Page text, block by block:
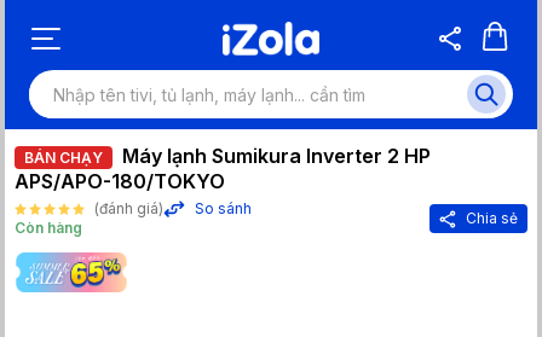
BÁN CHẠY
Máy lạnh Sumikura Inverter 2 HP
APS/APO-180/TOKYO
(đánh giá)
So sánh
Còn hàng
Chia sẻ